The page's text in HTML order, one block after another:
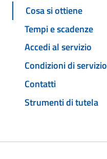
Cosa si ottiene
Tempi e scadenze
Accedi al servizio
Condizioni di servizio
Contatti
Strumenti di tutela